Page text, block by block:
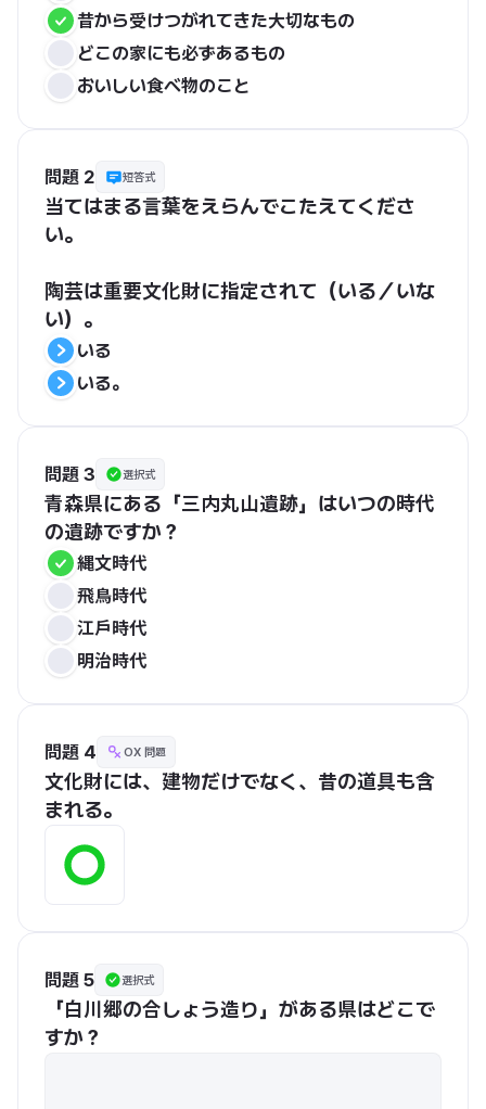
昔から受けつがれてきた大切なもの
どこの家にも必ずあるもの
おいしい食べ物のこと
問題 2 短答式
当てはまる言葉をえらんでこたえてくださ
い。
陶芸は重要文化財に指定されて（いる／いな
い）。
いる
いる。
問題 3 選択式
青森県にある「三内丸山遺跡」はいつの時代
の遺跡ですか？
縄文時代
飛鳥時代
江戸時代
明治時代
問題 4 OX 問題
文化財には、建物だけでなく、昔の道具も含
まれる。
問題 5 選択式
「白川郷の合しょう造り」がある県はどこで
すか？